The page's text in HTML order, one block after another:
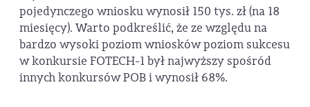
pojedynczego wniosku wynosił 150 tys. zł (na 18
miesięcy). Warto podkreślić, że ze względu na
bardzo wysoki poziom wniosków poziom sukcesu
w konkursie FOTECH-1 był najwyższy spośród
innych konkursów POB i wynosił 68%.